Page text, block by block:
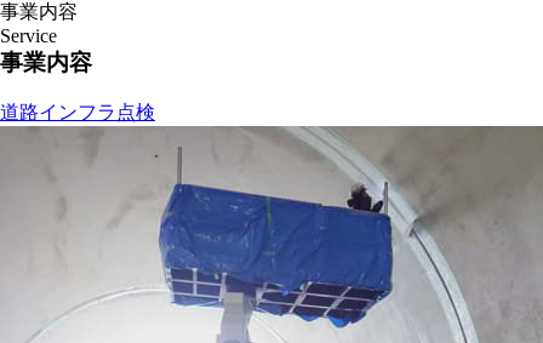
事業内容
Service
事業内容
道路インフラ点検